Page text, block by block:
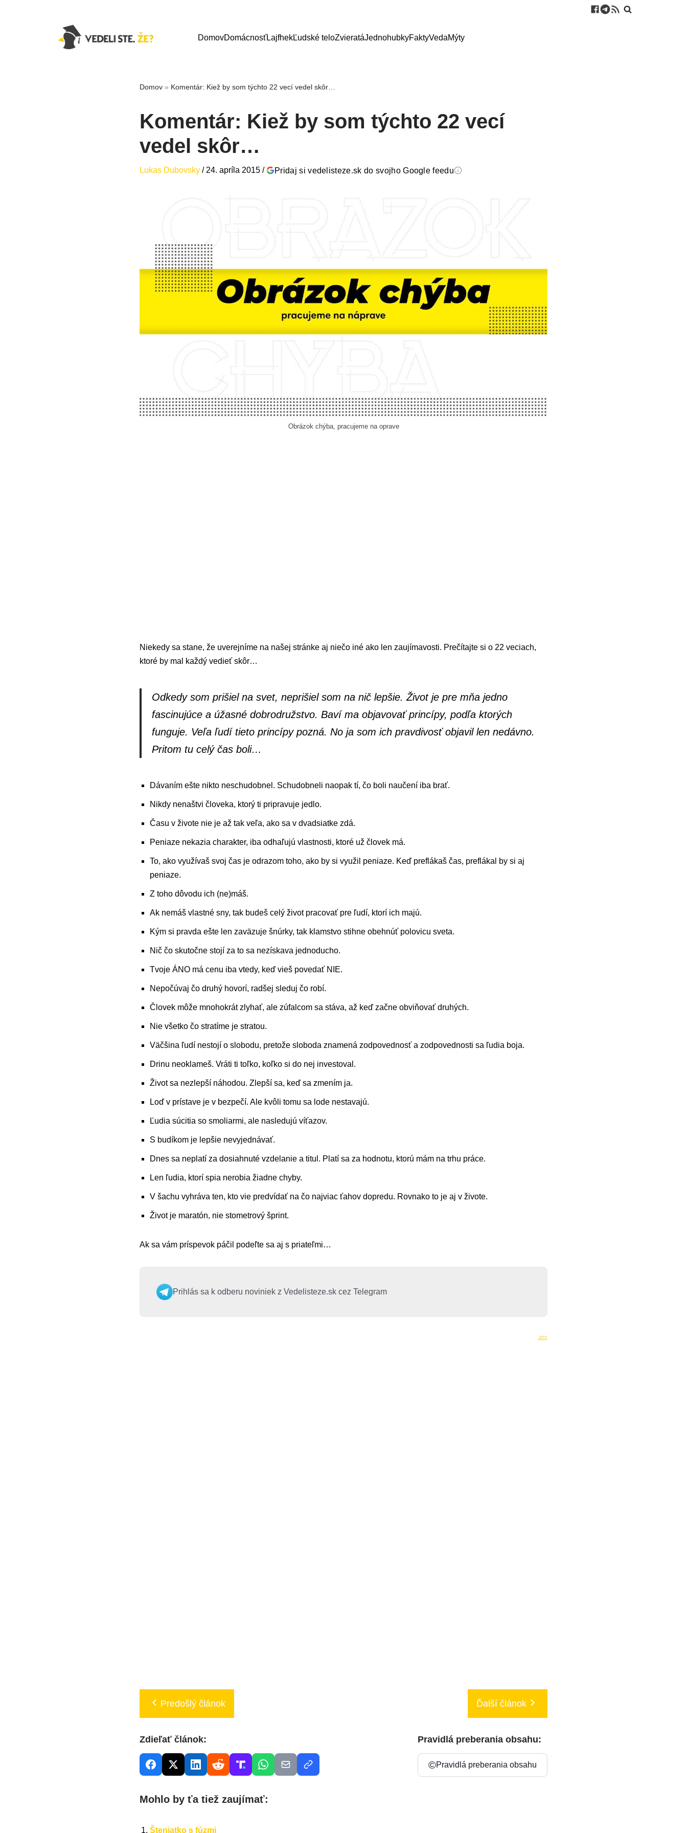
DomovDomácnosťLajfhekĽudské teloZvieratáJednohubkyFaktyVedaMýty
Domov » Komentár: Kiež by som týchto 22 vecí vedel skôr…
Komentár: Kiež by som týchto 22 vecí
vedel skôr…
Lukas Dubovsky / 24. apríla 2015 / Pridaj si vedelisteze.sk do svojho Google feedu
Obrázok chýba, pracujeme na oprave
Niekedy sa stane, že uverejníme na našej stránke aj niečo iné ako len zaujímavosti. Prečítajte si o 22 veciach,
ktoré by mal každý vedieť skôr…
Odkedy som prišiel na svet, neprišiel som na nič lepšie. Život je pre mňa jedno
fascinujúce a úžasné dobrodružstvo. Baví ma objavovať princípy, podľa ktorých
funguje. Veľa ľudí tieto princípy pozná. No ja som ich pravdivosť objavil len nedávno.
Pritom tu celý čas boli…
Dávaním ešte nikto neschudobnel. Schudobneli naopak tí, čo boli naučení iba brať.
Nikdy nenaštvi človeka, ktorý ti pripravuje jedlo.
Času v živote nie je až tak veľa, ako sa v dvadsiatke zdá.
Peniaze nekazia charakter, iba odhaľujú vlastnosti, ktoré už človek má.
To, ako využívaš svoj čas je odrazom toho, ako by si využil peniaze. Keď preflákaš čas, preflákal by si aj
peniaze.
Z toho dôvodu ich (ne)máš.
Ak nemáš vlastné sny, tak budeš celý život pracovať pre ľudí, ktorí ich majú.
Kým si pravda ešte len zaväzuje šnúrky, tak klamstvo stihne obehnúť polovicu sveta.
Nič čo skutočne stojí za to sa nezískava jednoducho.
Tvoje ÁNO má cenu iba vtedy, keď vieš povedať NIE.
Nepočúvaj čo druhý hovorí, radšej sleduj čo robí.
Človek môže mnohokrát zlyhať, ale zúfalcom sa stáva, až keď začne obviňovať druhých.
Nie všetko čo stratíme je stratou.
Väčšina ľudí nestojí o slobodu, pretože sloboda znamená zodpovednosť a zodpovednosti sa ľudia boja.
Drinu neoklameš. Vráti ti toľko, koľko si do nej investoval.
Život sa nezlepší náhodou. Zlepší sa, keď sa zmením ja.
Loď v prístave je v bezpečí. Ale kvôli tomu sa lode nestavajú.
Ľudia súcitia so smoliarmi, ale nasledujú víťazov.
S budíkom je lepšie nevyjednávať.
Dnes sa neplatí za dosiahnuté vzdelanie a titul. Platí sa za hodnotu, ktorú mám na trhu práce.
Len ľudia, ktorí spia nerobia žiadne chyby.
V šachu vyhráva ten, kto vie predvídať na čo najviac ťahov dopredu. Rovnako to je aj v živote.
Život je maratón, nie stometrový šprint.
Ak sa vám príspevok páčil podeľte sa aj s priateľmi…
Prihlás sa k odberu noviniek z Vedelisteze.sk cez Telegram
.src
Predošlý článok Ďalší článok
Zdieľať článok: Pravidlá preberania obsahu:
©Pravidlá preberania obsahu
Mohlo by ťa tiež zaujímať:
Šteniatko s fúzmi